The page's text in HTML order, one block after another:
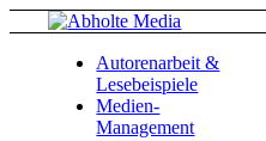
Autorenarbeit &
Lesebeispiele
Medien-
Management